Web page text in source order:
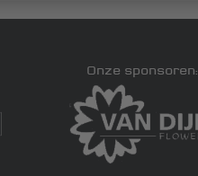
Onze sponsoren: